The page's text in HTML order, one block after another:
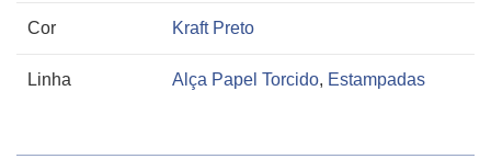
Cor Kraft Preto
Linha Alça Papel Torcido, Estampadas